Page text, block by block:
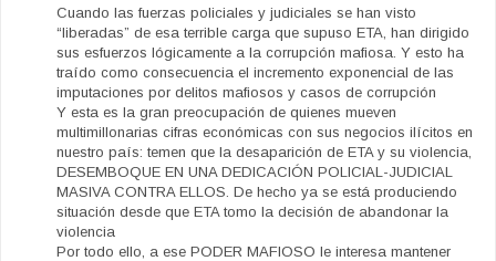
Cuando las fuerzas policiales y judiciales se han visto
“liberadas” de esa terrible carga que supuso ETA, han dirigido
sus esfuerzos lógicamente a la corrupción mafiosa. Y esto ha
traído como consecuencia el incremento exponencial de las
imputaciones por delitos mafiosos y casos de corrupción
Y esta es la gran preocupación de quienes mueven
multimillonarias cifras económicas con sus negocios ilícitos en
nuestro país: temen que la desaparición de ETA y su violencia,
DESEMBOQUE EN UNA DEDICACIÓN POLICIAL-JUDICIAL
MASIVA CONTRA ELLOS. De hecho ya se está produciendo
situación desde que ETA tomo la decisión de abandonar la
violencia
Por todo ello, a ese PODER MAFIOSO le interesa mantener